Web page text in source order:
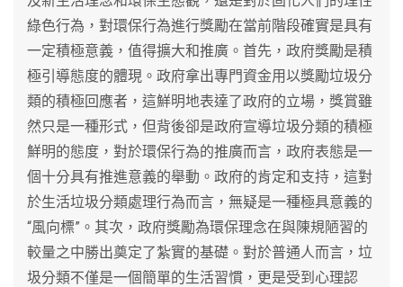
綠色行為，對環保行為進行獎勵在當前階段確實是具有
一定積極意義，值得擴大和推廣。首先，政府獎勵是積
極引導態度的體現。政府拿出專門資金用以獎勵垃圾分
類的積極回應者，這鮮明地表達了政府的立場，獎賞雖
然只是一種形式，但背後卻是政府宣導垃圾分類的積極
鮮明的態度，對於環保行為的推廣而言，政府表態是一
個十分具有推進意義的舉動。政府的肯定和支持，這對
於生活垃圾分類處理行為而言，無疑是一種極具意義的
“風向標”。其次，政府獎勵為環保理念在與陳規陋習的
較量之中勝出奠定了紮實的基礎。對於普通人而言，垃
圾分類不僅是一個簡單的生活習慣，更是受到心理認